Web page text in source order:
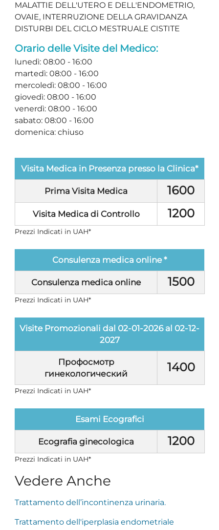
MALATTIE DELL'UTERO E DELL'ENDOMETRIO,
OVAIE, INTERRUZIONE DELLA GRAVIDANZA
DISTURBI DEL CICLO MESTRUALE CISTITE
Orario delle Visite del Medico:
lunedì: 08:00 - 16:00
martedì: 08:00 - 16:00
mercoledì: 08:00 - 16:00
giovedì: 08:00 - 16:00
venerdì: 08:00 - 16:00
sabato: 08:00 - 16:00
domenica: chiuso
Visita Medica in Presenza presso la Clinica*
Prima Visita Medica 1600
Visita Medica di Controllo 1200
Prezzi Indicati in UAH*
Consulenza medica online *
Consulenza medica online 1500
Prezzi Indicati in UAH*
Visite Promozionali dal 02-01-2026 al 02-12-
2027
Профосмотр
гинекологический
1400
Prezzi Indicati in UAH*
Esami Ecografici
Ecografia ginecologica 1200
Prezzi Indicati in UAH*
Vedere Anche
Trattamento dell’incontinenza urinaria.
Trattamento dell'iperplasia endometriale